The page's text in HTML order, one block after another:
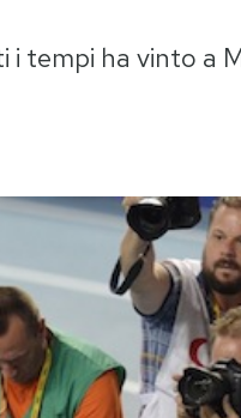
tempi ha vinto a